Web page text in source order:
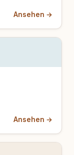
Ansehen →
Ansehen →